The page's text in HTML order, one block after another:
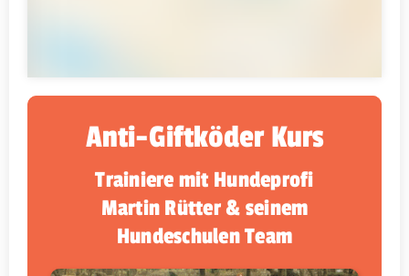
Anti-Giftköder Kurs
Trainiere mit Hundeprofi
Martin Rütter & seinem
Hundeschulen Team